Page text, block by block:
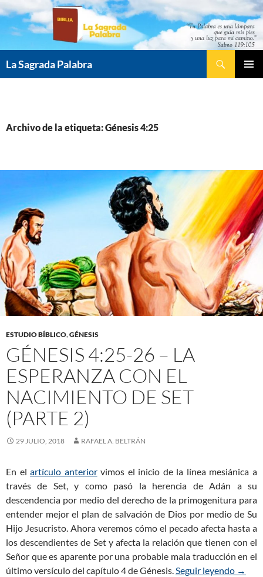
Saltar
contenido
La Sagrada Palabra
Archivo de la etiqueta: Génesis 4:25
ESTUDIO BÍBLICO,GÉNESIS
GÉNESIS 4:25-26 – LA
ESPERANZA CON EL
NACIMIENTO DE SET
(PARTE 2)
29 JULIO, 2018 RAFAEL A. BELTRÁN
En elartículo anteriorvimos el inicio de la línea mesiánica a
través de Set, y como pasó la herencia de Adán a su
descendencia por medio del derecho de la primogenitura para
entender mejor el plan de salvación de Dios por medio de Su
Hijo Jesucristo. Ahora veremos cómo el pecado afecta hasta a
los descendientes de Set y afecta la relación que tienen con el
Señor que es aparente por una probable mala traducción en el
último versículo del capítulo 4 de Génesis.Seguir leyendo →